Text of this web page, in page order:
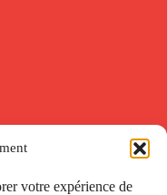
votre expérience de